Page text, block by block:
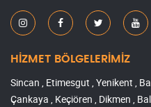
HİZMET BÖLGELERİMİZ
Sincan , Etimesgut , Yenikent ,
Çankaya , Keçiören , Dikmen ,